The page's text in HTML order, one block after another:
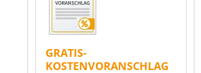
GRATIS-
KOSTENVORANSCHLAG